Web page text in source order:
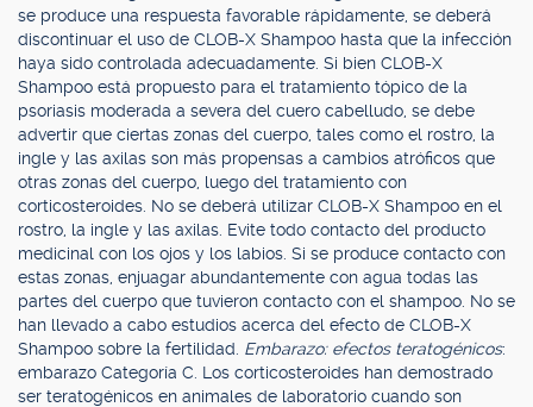
se produce una respuesta favorable rápidamente, se deberá
discontinuar el uso de CLOB-X Shampoo hasta que la infección
haya sido controlada adecuadamente. Si bien CLOB-X
Shampoo está propuesto para el tratamiento tópico de la
psoriasis moderada a severa del cuero cabelludo, se debe
advertir que ciertas zonas del cuerpo, tales como el rostro, la
ingle y las axilas son más propensas a cambios atróficos que
otras zonas del cuerpo, luego del tratamiento con
corticosteroides. No se deberá utilizar CLOB-X Shampoo en el
rostro, la ingle y las axilas. Evite todo contacto del producto
medicinal con los ojos y los labios. Si se produce contacto con
estas zonas, enjuagar abundantemente con agua todas las
partes del cuerpo que tuvieron contacto con el shampoo. No se
han llevado a cabo estudios acerca del efecto de CLOB-X
Shampoo sobre la fertilidad. Embarazo: efectos teratogénicos:
embarazo Categoría C. Los corticosteroides han demostrado
ser teratogénicos en animales de laboratorio cuando son